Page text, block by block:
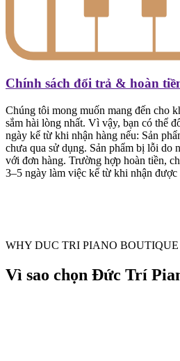
Chính sách đổi trả & hoàn
Chúng tôi mong muốn mang đến cho
sắm hài lòng nhất. Vì vậy, bạn có thể
ngày kể từ khi nhận hàng nếu: Sản
chưa qua sử dụng. Sản phẩm bị lỗi do
với đơn hàng. Trường hợp hoàn tiền,
3–5 ngày làm việc kể từ khi nhận được
WHY DUC TRI PIANO BOUTIQUE
Vì sao chọn Đức Trí